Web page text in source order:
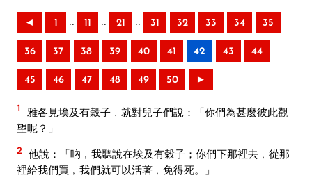
◄ 1 .. 11 .. 21 .. 31 32 33 34 35
36 37 38 39 40 41 42 43 44
45 46 47 48 49 50 ►
1
雅各見埃及有穀子﹐就對兒子們說：「你們為甚麼彼此觀
望呢？」
2 他說：「吶﹐我聽說在埃及有穀子；你們下那裡去﹐從那
裡給我們買﹐我們就可以活著﹐免得死。」